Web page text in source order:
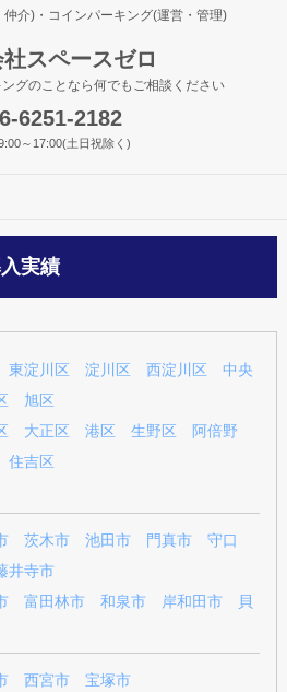
介)・コインパーキング(運営・管理)
スペースゼロ
グのことなら何でもご相談ください
6251-2182
～17:00(土日祝除く)
実績
東淀川区 淀川区 西淀川区
中央
旭区
大正区 港区 生野区
阿倍野
住吉区
茨木市 池田市 門真市
守口
井寺市
富田林市 和泉市 岸和田市
貝
西宮市 宝塚市